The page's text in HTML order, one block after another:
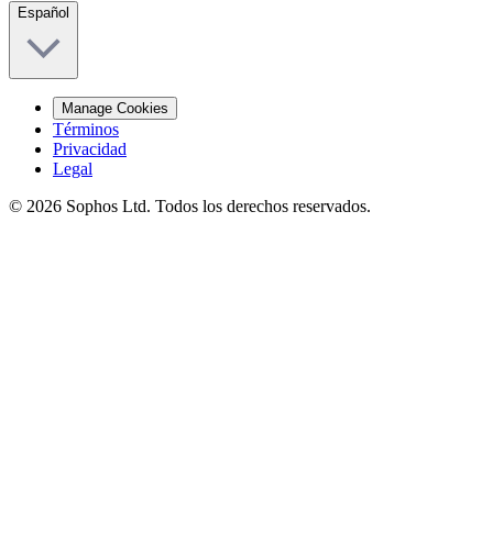
Español
Manage Cookies
Términos
Privacidad
Legal
© 2026 Sophos Ltd. Todos los derechos reservados.